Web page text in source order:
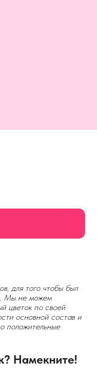
для того чтобы был
Мы не можем
цветок по своей
основной состав и
положительные
Намекните!